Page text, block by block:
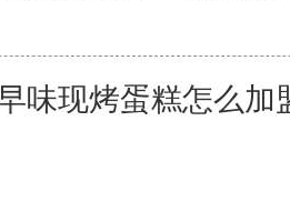
味现烤蛋糕怎么加